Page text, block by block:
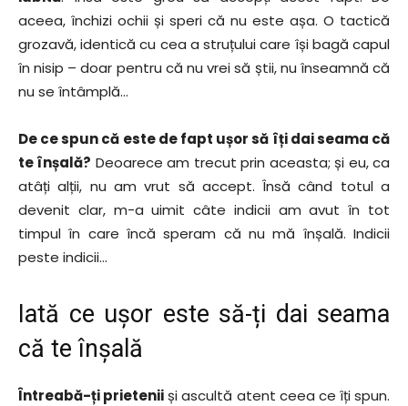
aceea, închizi ochii și speri că nu este așa. O tactică
grozavă, identică cu cea a struțului care își bagă capul
în nisip – doar pentru că nu vrei să știi, nu înseamnă că
nu se întâmplă…
De ce spun că este de fapt ușor să îți dai seama că
te înșală? Deoarece am trecut prin aceasta; și eu, ca
atâți alții, nu am vrut să accept. Însă când totul a
devenit clar, m-a uimit câte indicii am avut în tot
timpul în care încă speram că nu mă înșală. Indicii
peste indicii…
Iată ce ușor este să-ți dai seama
că te înșală
Întreabă-ți prieteniiși ascultă atent ceea ce îți spun.